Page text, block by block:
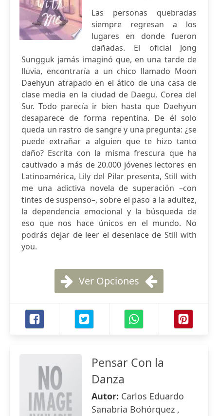
Las personas quebradas
siempre regresan a los
lugares en donde fueron
dañadas. El oficial Jong
Sungguk jamás imaginó que, en una tarde de
lluvia, encontraría a un chico llamado Moon
Daehyun atrapado en el ático de una casa de
clase media en la ciudad de Daegu, Corea del
Sur. Todo parecía ir bien hasta que Daehyun
desaparece de forma repentina. De él solo
queda un rastro de sangre y una pregunta: ¿se
puede extrañar a alguien que te hizo tanto
daño? Escrita con la misma frescura que ha
cautivado a más de 20.000 jóvenes lectores en
Latinoamérica, Lily del Pilar presenta, Still with
me una adictiva novela de superación –con
tintes de suspenso–, sobre el paso a la adultez,
la dependencia emocional y la búsqueda de
eso que nos hace únicos en el mundo. No
podrás dejar de leer el desenlace de Still with
you.
Ver Opciones
Pensar Con la
Danza
Autor: Carlos Eduardo
Sanabria Bohórquez ,